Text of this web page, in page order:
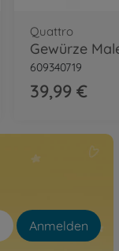
Quattro
Gewürze
609340719
39,99 €
Anmelden